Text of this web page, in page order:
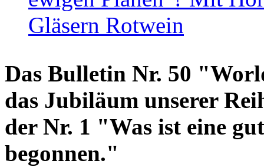
Gläsern Rotwein
Das Bulletin Nr. 50
das Jubiläum unserer
der Nr. 1 "Was ist eine
begonnen."